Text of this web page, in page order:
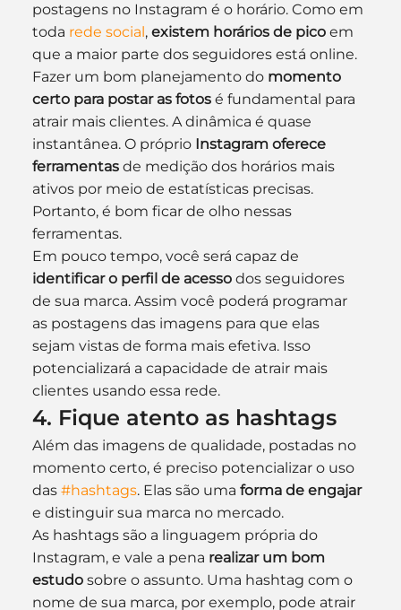
postagens no Instagram é o horário. Como em
toda rede social, existem horários de pico em
que a maior parte dos seguidores está online.
Fazer um bom planejamento do momento
certo para postar as fotos é fundamental para
atrair mais clientes. A dinâmica é quase
instantânea. O próprio Instagram oferece
ferramentas de medição dos horários mais
ativos por meio de estatísticas precisas.
Portanto, é bom ficar de olho nessas
ferramentas.
Em pouco tempo, você será capaz de
identificar o perfil de acesso dos seguidores
de sua marca. Assim você poderá programar
as postagens das imagens para que elas
sejam vistas de forma mais efetiva. Isso
potencializará a capacidade de atrair mais
clientes usando essa rede.
4. Fique atento as hashtags
Além das imagens de qualidade, postadas no
momento certo, é preciso potencializar o uso
das #hashtags. Elas são uma forma de engajar
e distinguir sua marca no mercado.
As hashtags são a linguagem própria do
Instagram, e vale a pena realizar um bom
estudo sobre o assunto. Uma hashtag com o
nome de sua marca, por exemplo, pode atrair